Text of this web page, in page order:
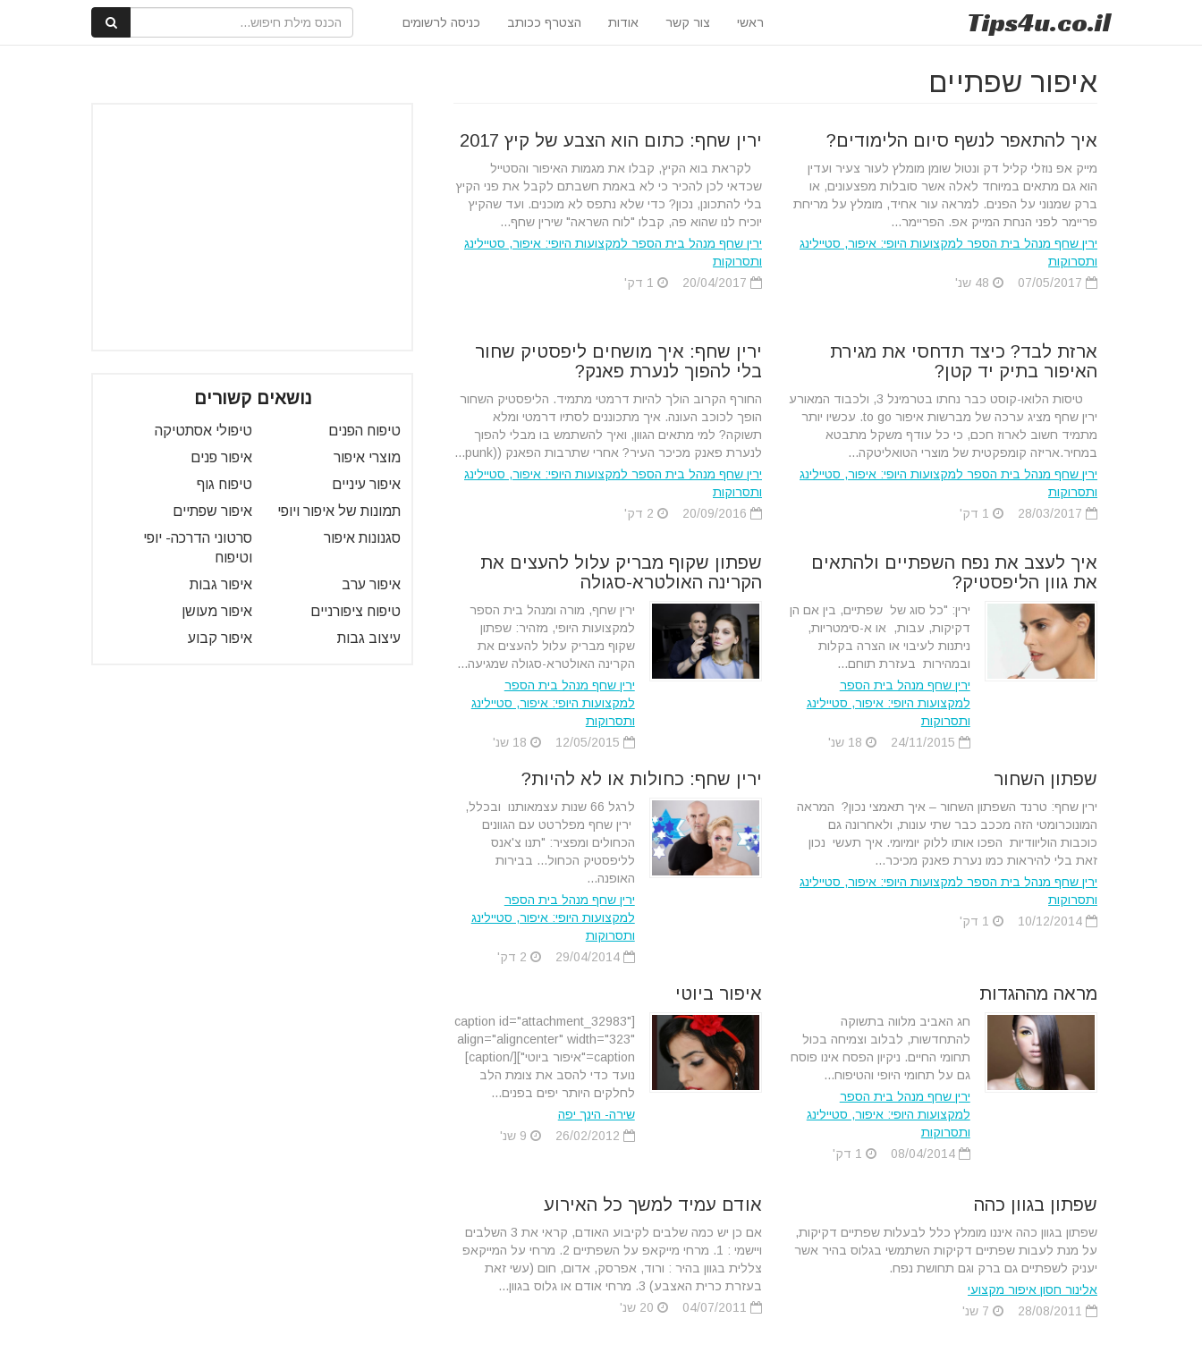
Tips4u.co.il ראשי צור קשר אודות הצטרף ככותב כניסה לרשומים
איפור שפתיים
איך להתאפר לנשף סיום הלימודים?
מייק אפ נוזלי קליל דק ונטול שומן מומלץ לעור צעיר ועדין
הוא גם מתאים במיוחד לאלה אשר סובלות מפצעונים, או
ברק שמנוני על הפנים. למראה עור אחיד, מומלץ על מריחת
פריימר לפני הנחת המייק אפ. הפריימר...
ירין שחף מנהל בית הספר למקצועות היופי: איפור, סטיילינג
ותסרוקות
ירין שחף: כתום הוא הצבע של קיץ 2017
לקראת בוא הקיץ, קבלו את מגמות האיפור והסטייל
שכדאי לכן להכיר כי לא באמת חשבתם לקבל את פני הקיץ
בלי להתכונן, נכון? כדי שלא נתפס לא מוכנים. ועד שהקיץ
יוכיח לנו שהוא פה, קבלו "לוח השראה" שירין שחף...
ירין שחף מנהל בית הספר למקצועות היופי: איפור, סטיילינג
ותסרוקות
ארזת לבד? כיצד תדחסי את מגירת
האיפור בתיק יד קטן?
טיסות הלואו-קוסט כבר נחתו בטרמינל 3, ולכבוד המאורע
ירין שחף מציג ערכה של מברשות איפור to go. עכשיו יותר
מתמיד חשוב לארוז חכם, כי כל עודף משקל מתבטא
במחיר.אריזה קומפקטית של מוצרי הטואליטקה...
ירין שחף מנהל בית הספר למקצועות היופי: איפור, סטיילינג
ותסרוקות
ירין שחף: איך מושחים ליפסטיק שחור
בלי להפוך לנערת פאנק?
החורף הקרוב הולך להיות דרמטי מתמיד. הליפסטיק השחור
הופך לכוכב העונה. איך מתכוננים לסתיו דרמטי ומלא
תשוקה? למי מתאים הגוון, ואיך להשתמש בו מבלי להפוך
לנערת פאנק מכיכר העיר? אחרי שתרבות הפאנק ((punk...
ירין שחף מנהל בית הספר למקצועות היופי: איפור, סטיילינג
ותסרוקות
איך לעצב את נפח השפתיים ולהתאים
את גוון הליפסטיק?
ירין: "כל סוג של שפתיים, בין אם הן
דקיקות, עבות, או א-סימטריות,
ניתנות לעיבוי או הצרה בקלות
ובמהירות בעזרת תוחם...
ירין שחף מנהל בית הספר
למקצועות היופי: איפור, סטיילינג
ותסרוקות
שפתון שקוף מבריק עלול להעצים את
הקרינה האולטרא-סגולה
ירין שחף, מורה ומנהל בית הספר
למקצועות היופי, מזהיר: שפתון
שקוף מבריק עלול להעצים את
הקרינה האולטרא-סגולה שמגיעה...
ירין שחף מנהל בית הספר
למקצועות היופי: איפור, סטיילינג
ותסרוקות
שפתון השחור
ירין שחף: טרנד השפתון השחור – איך תאמצי נכון? המראה
המונוכרומטי הזה מככב כבר שתי עונות, ולאחרונה גם
כוכבות הוליוודיות הפכו אותו ללוק יומיומי. איך תעשי נכון
זאת בלי להיראות כמו נערת פאנק מכיכר...
ירין שחף מנהל בית הספר למקצועות היופי: איפור, סטיילינג
ותסרוקות
ירין שחף: כחולות או לא להיות?
לרגל 66 שנות עצמאותנו ובכלל,
ירין שחף מפלרטט עם הגוונים
הכחולים ומפציר: "תנו צ'אנס
לליפסטיק הכחול... בבירות
האופנה...
ירין שחף מנהל בית הספר
למקצועות היופי: איפור, סטיילינג
ותסרוקות
29/04/2014
מראה מההגדות
חג האביב מלווה בתשוקה
להתחדשות, לבלוב וצמיחה בכול
תחומי החיים. ניקיון הפסח אינו פוסח
גם על תחומי היופי והטיפוח...
ירין שחף מנהל בית הספר
למקצועות היופי: איפור, סטיילינג
ותסרוקות
08/04/2014
איפור ביוטי
[caption id="attachment_32983"
align="aligncenter" width="323"
caption="איפור ביוטי"][/caption]
נועד כדי להסב את צומת הלב
לחלקים היותר יפים בפנים...
שירה- הינך יפה
שפתון בגוון כהה
שפתון בגוון כהה איננו מומלץ כלל לבעלות שפתיים דקיקות,
על מנת לעבות שפתיים דקיקות השתמשי בגלוס בהיר אשר
יעניק לשפתיים גם ברק וגם תחושת נפח.
אלינור חסון איפור מקצועי
אודם עמיד למשך כל האירוע
אם כן יש כמה שלבים לקיבוע האודם, קראי את 3 השלבים
ויישמי : 1. מרחי מייקאפ על השפתיים 2. מרחי על המייקאפ
צללית בגוון בהיר : ורוד, אפרסק, אדום, חום (עשי זאת
בעזרת כרית האצבע) 3. מרחי אודם או גלוס בגוון...
נושאים קשורים
טיפוח הפנים
טיפולי אסתטיקה
מוצרי איפור
איפור פנים
איפור עיניים
טיפוח גוף
תמונות של איפור ויופי
איפור שפתיים
סגנונות איפור
סרטוני הדרכה- יופי
וטיפוח
איפור ערב
איפור גבות
טיפוח ציפורניים
איפור מעושן
עיצוב גבות
איפור קבוע